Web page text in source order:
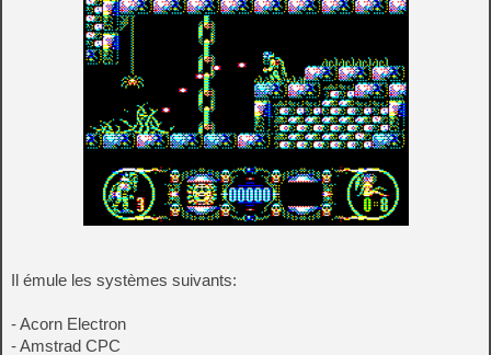
Il émule les systèmes suivants:
- Acorn Electron
- Amstrad CPC